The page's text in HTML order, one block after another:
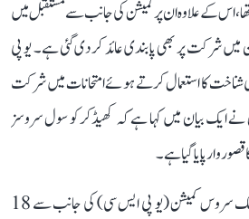
اس کے علاوہ ان پر کمیشن کی جانب سے مستقبل میں
شرکت پر بھی پابندی عائد کر دی گئی ہے۔ یو پی
شناخت کا استعمال کرتے ہوئے امتحانات میں شرکت
نے ایک بیان میں کہا ہے کہ کھیڈکر کو سول سروسز
پایا گیا ہے۔
بیان میں کہا گیا ہے کہ یونین پبلک سروس کمیشن (یو پی ایس سی) کی جانب سے 18